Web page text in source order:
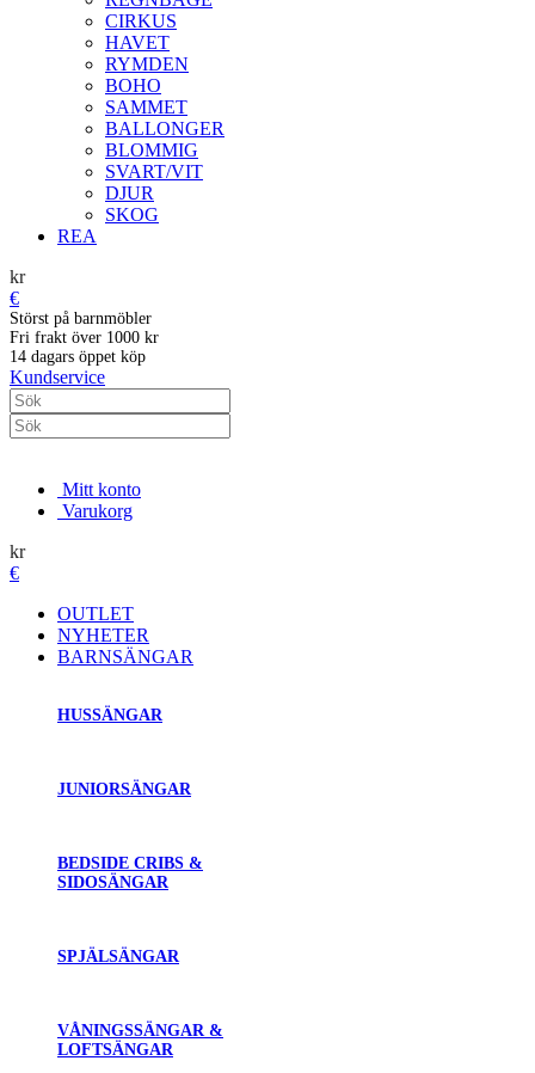
CIRKUS
HAVET
RYMDEN
BOHO
SAMMET
BALLONGER
BLOMMIG
SVART/VIT
DJUR
SKOG
REA
kr
€
Störst på barnmöbler
Fri frakt över 1000 kr
14 dagars öppet köp
Kundservice
Mitt konto
Varukorg
kr
€
OUTLET
NYHETER
BARNSÄNGAR
HUSSÄNGAR
JUNIORSÄNGAR
BEDSIDE CRIBS &
SIDOSÄNGAR
SPJÄLSÄNGAR
VÅNINGSSÄNGAR &
LOFTSÄNGAR